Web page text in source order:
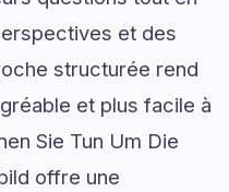
et des
structurée rend
et plus facile à
Sie Tun Um Die
offre une